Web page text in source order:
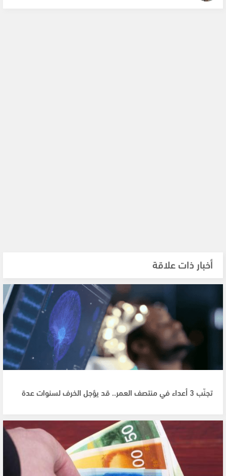
أخبار ذات علاقة
تجنّب 3 أعداء في منتصف العمر.. قد يؤجل الخرف لسنوات عدة